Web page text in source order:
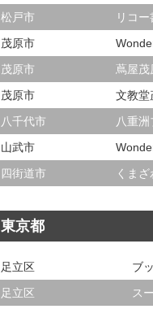
松戸市
リコ
茂原市
茂原市
蔦屋茂
茂原市
文教堂
八千代市
八重
山武市
四街道市
くま
東京都
足立区
ブ
足立区
ス